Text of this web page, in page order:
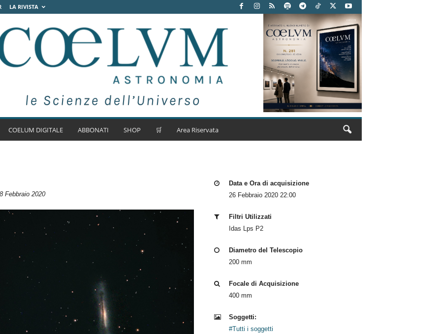
LA RIVISTA
COELUM DIGITALE ABBONATI SHOP 🛒 Area Riservata
Febbraio 2020
Data e Ora di acquisizione
26 Febbraio 2020 22:00
Filtri Utilizzati
Idas Lps P2
Diametro del Telescopio
200 mm
Focale di Acquisizione
400 mm
Soggetti:
#Tutti i soggetti